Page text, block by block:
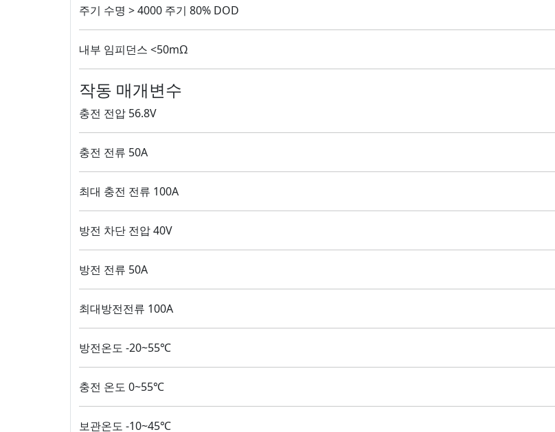
주기 수명 > 4000 주기 80% DOD
내부 임피던스 <50mΩ
작동 매개변수
충전 전압 56.8V
충전 전류 50A
최대 충전 전류 100A
방전 차단 전압 40V
방전 전류 50A
최대방전전류 100A
방전온도 -20~55℃
충전 온도 0~55℃
보관온도 -10~45℃